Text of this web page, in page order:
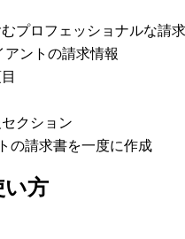
プロフェッショナルな請
ントの請求情報
クション
の請求書を一度に作成
方